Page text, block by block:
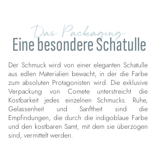
Das Packaging
Eine besondere Schatulle
Der Schmuck wird von einer eleganten Schatulle
aus edlen Materialien bewacht, in der die Farbe
zum absoluten Protagonisten wird. Die exklusive
Verpackung von Comete unterstreicht die
Kostbarkeit jedes einzelnen Schmucks. Ruhe,
Gelassenheit und Sanftheit sind die
Empfindungen, die durch die indigoblaue Farbe
und den kostbaren Samt, mit dem sie überzogen
sind, vermittelt werden.